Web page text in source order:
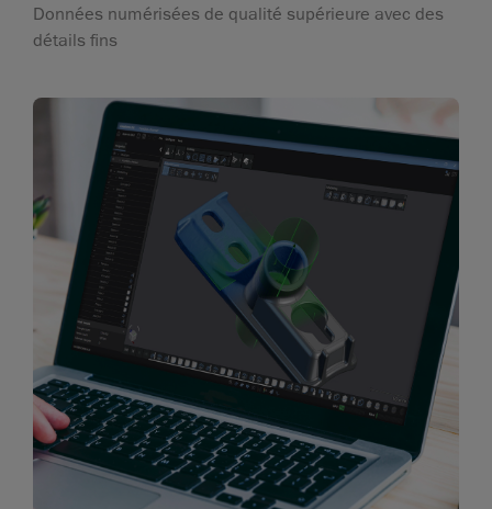
Données numérisées de qualité supérieure avec des
détails fins